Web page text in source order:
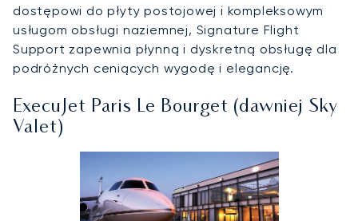
dostępowi do płyty postojowej i kompleksowym
usługom obsługi naziemnej, Signature Flight
Support zapewnia płynną i dyskretną obsługę dla
podróżnych ceniących wygodę i elegancję.
ExecuJet Paris Le Bourget (dawniej Sky
Valet)